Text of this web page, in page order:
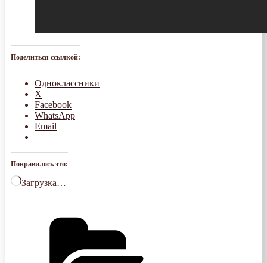
Поделиться ссылкой:
Одноклассники
X
Facebook
WhatsApp
Email
Понравилось это:
Загрузка…